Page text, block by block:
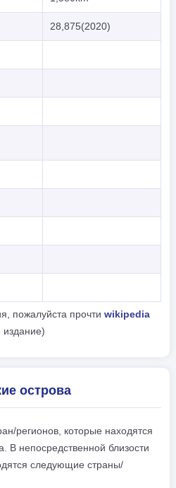
28,875(2020)
пожалуйста прочти wikipedia
издание)
острова
регионов, которые находятся
В непосредственной близости
следующие страны/